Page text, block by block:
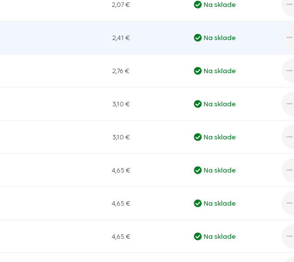
2,07 € Na sklade
2,41 € Na sklade
2,76 € Na sklade
3,10 € Na sklade
3,10 € Na sklade
4,65 € Na sklade
4,65 € Na sklade
4,65 € Na sklade